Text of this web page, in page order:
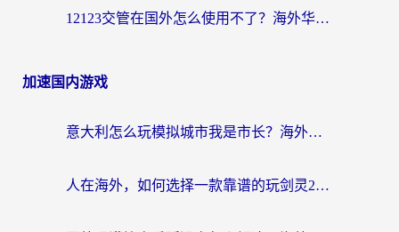
12123交管在国外怎么使用不了？海外华人必看的无缝访问国内资源指南
加速国内游戏
意大利怎么玩模拟城市我是市长？海外党国服游戏加速终极攻略（附三国3量子特攻解决办法）
人在海外，如何选择一款靠谱的玩剑灵2加速器？